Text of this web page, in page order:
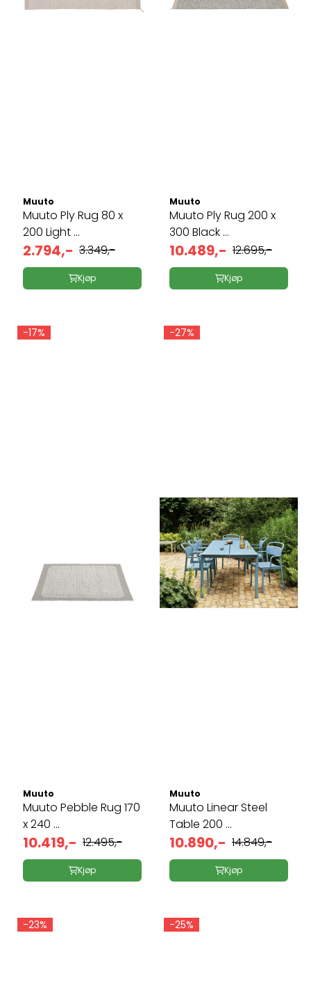
Muuto
Muuto Ply Rug 80 x
200 Light ...
2.794,- 3.349,-
Kjøp
Muuto
Muuto Ply Rug 200 x
300 Black ...
10.489,- 12.695,-
Kjøp
-17%
Muuto
Muuto Pebble Rug 170
x 240 ...
10.419,- 12.495,-
Kjøp
-27%
Muuto
Muuto Linear Steel
Table 200 ...
10.890,- 14.849,-
Kjøp
-23% -25%